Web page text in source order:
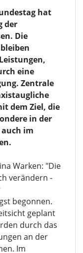
hat
der
Die
eine
Zentrale
dem Ziel, die
in der
im
Warken: "Die
verändern -
begonnen.
geplant
durch das
an der
Im